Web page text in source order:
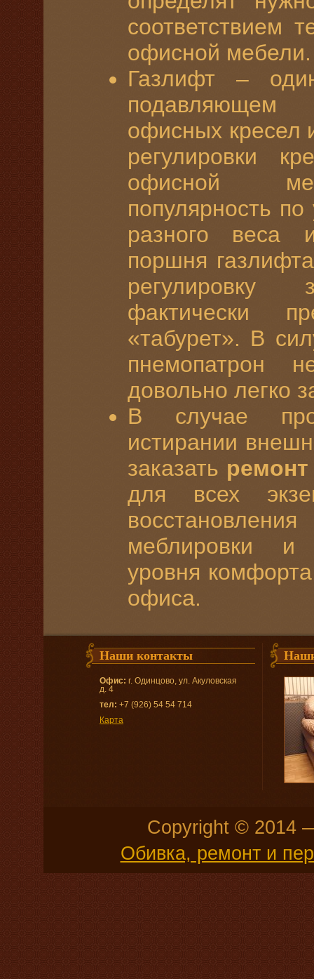
соответствием
офисной мебели.
Газлифт –
подавляющем
офисных кресел
регулировки
офисной
популярность
разного веса
поршня
фактически
«табурет». В
пнемопатрон
довольно легко
В случае
истирании
заказать
для всех
меблировки и
уровня
офиса.
Наши контакты
Офис: г. Одинцово, ул. Акуловская
д. 4
тел: +7 (926) 54 54 714
Карта
Copyright © 2014
Обивка, ремонт и